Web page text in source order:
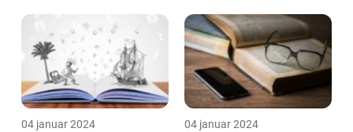
04 januar 2024 04 januar 2024